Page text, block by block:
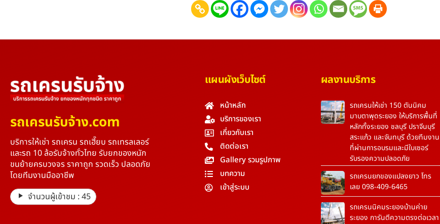
รถเครนรับจ้าง.com
บริการให้เช่า รถเครน รถเฮี๊ยบ รถเทรลเลอร์
และรถ 10 ล้อรับจ้างทั่วไทย รับยกของหนัก
ขนย้ายครบวงจร ราคาถูก รวดเร็ว ปลอดภัย
โดยทีมงานมืออาชีพ
จำนวนผู้เข้าชม : 45
แผนผังเว็บไซต์
หน้าหลัก
บริการของเรา
เกี่ยวกับเรา
ติดต่อเรา
Gallery รวมรูปภาพ
บทความ
เข้าสู่ระบบ
ผลงานบริการ
รถเครนให้เช่า 150 ตันนิคม
มาบตาพุดระยอง ให้บริการพื้นที่
หลักทั้งระยอง ชลบุรี ปราจีนบุรี
สระแก้ว และจันทบุรี ด้วยทีมงาน
ที่ผ่านการอบรมและมีใบเซอร์
รับรองความปลอดภัย
รถเครนยกของแปลงยาว โทร
เลย 098-409-6465
รถเครนนิคมระยองบ้านค่าย
ระยอง การันตีความตรงต่อเวลา